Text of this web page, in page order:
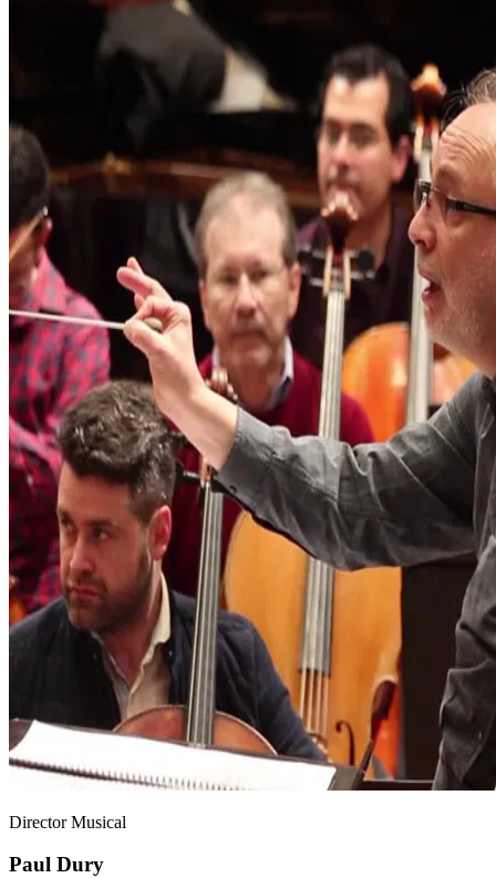
Director Musical
Paul Dury